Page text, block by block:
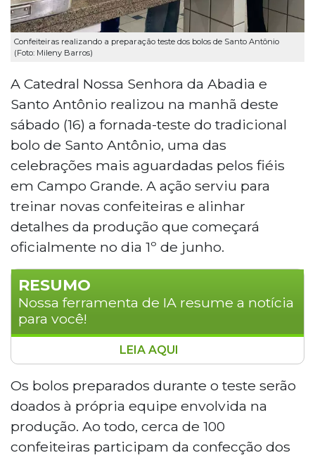
Confeiteiras realizando a preparação teste dos bolos de Santo Antônio
(Foto: Mileny Barros)
A Catedral Nossa Senhora da Abadia e
Santo Antônio realizou na manhã deste
sábado (16) a fornada-teste do tradicional
bolo de Santo Antônio, uma das
celebrações mais aguardadas pelos fiéis
em Campo Grande. A ação serviu para
treinar novas confeiteiras e alinhar
detalhes da produção que começará
oficialmente no dia 1º de junho.
RESUMO
Nossa ferramenta de IA resume a notícia
para você!
A Catedral Nossa Senhora da Abadia e
Santo Antônio em Campo Grande
realizou uma fornada teste do tradicional
bolo de Santo Antônio para treinar
voluntárias. A produção oficial de 17 mil
bolos de pote começará em junho para
LEIA AQUI
Os bolos preparados durante o teste serão
doados à própria equipe envolvida na
produção. Ao todo, cerca de 100
confeiteiras participam da confecção dos